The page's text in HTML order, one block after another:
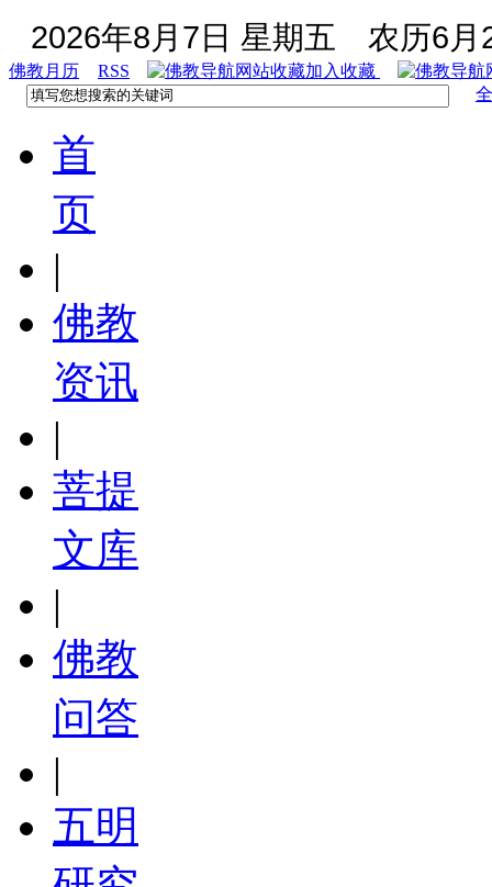
2026年8月7日 星期五 农历6月
佛教月历 RSS
加入收藏
首
页
|
佛教
资讯
|
菩提
文库
|
佛教
问答
|
五明